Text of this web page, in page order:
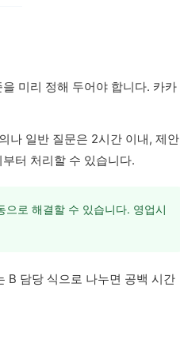
미리 정해 두어야 합니다. 카카
나 일반 질문은 2시간 이내, 제안
터 처리할 수 있습니다.
로 해결할 수 있습니다. 영업시
B 담당 식으로 나누면 공백 시간